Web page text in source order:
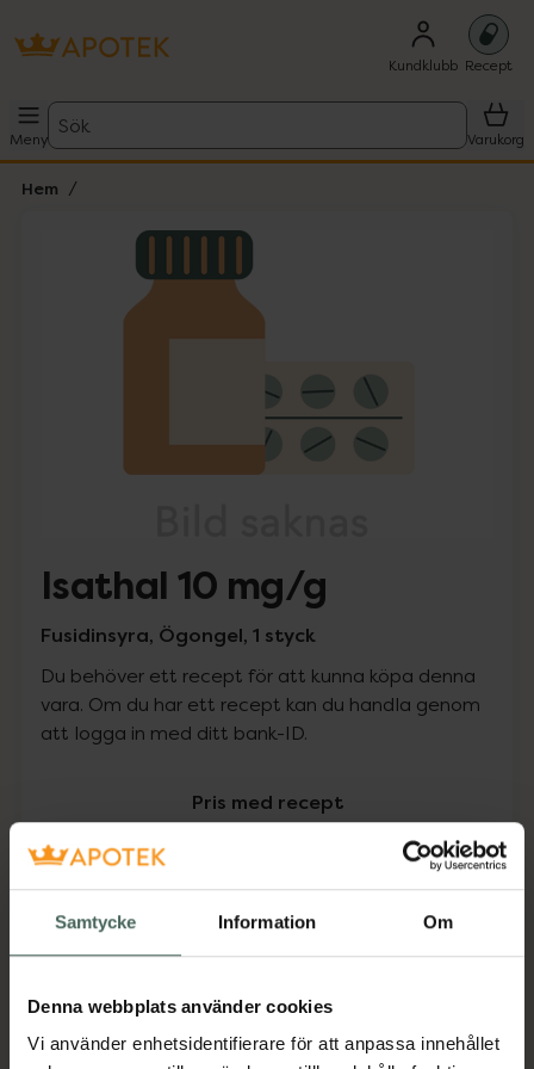
Samtycke Information Om
Denna webbplats använder cookies
Vi använder enhetsidentifierare för att anpassa innehållet
Kundklubb Recept
Meny
Sök
Varukorg
Hem
Lista: . Innehåller 1 objekt.
Isathal 10 mg/g
Fusidinsyra, Ögongel, 1 styck
Du behöver ett recept för att kunna köpa denna
vara. Om du har ett recept kan du handla genom
att logga in med ditt bank-ID.
Pris med recept
0 kr